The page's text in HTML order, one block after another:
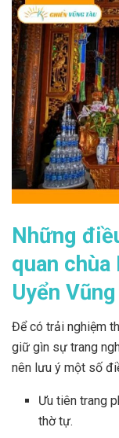
Những
quan chùa
Uyển
Để có trải nghiệm
giữ gìn sự trang
nên lưu ý một số
Ưu tiên trang
thờ tự.